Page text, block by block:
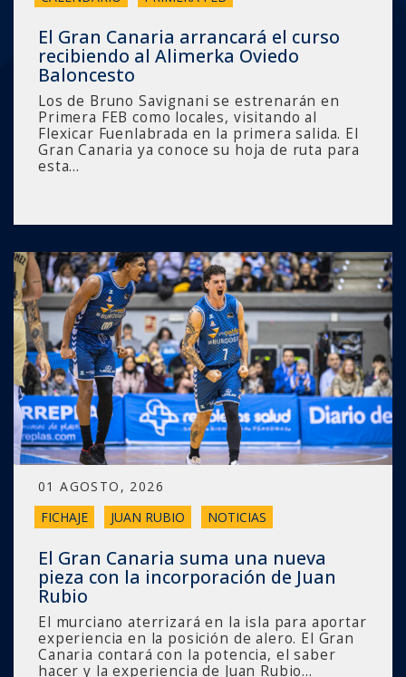
El Gran Canaria arrancará el curso
recibiendo al Alimerka Oviedo
Baloncesto
Los de Bruno Savignani se estrenarán en
Primera FEB como locales, visitando al
Flexicar Fuenlabrada en la primera salida. El
Gran Canaria ya conoce su hoja de ruta para
esta…
01 AGOSTO, 2026
FICHAJE
JUAN RUBIO NOTICIAS
El Gran Canaria suma una nueva
pieza con la incorporación de Juan
Rubio
El murciano aterrizará en la isla para aportar
experiencia en la posición de alero. El Gran
Canaria contará con la potencia, el saber
hacer y la experiencia de Juan Rubio…